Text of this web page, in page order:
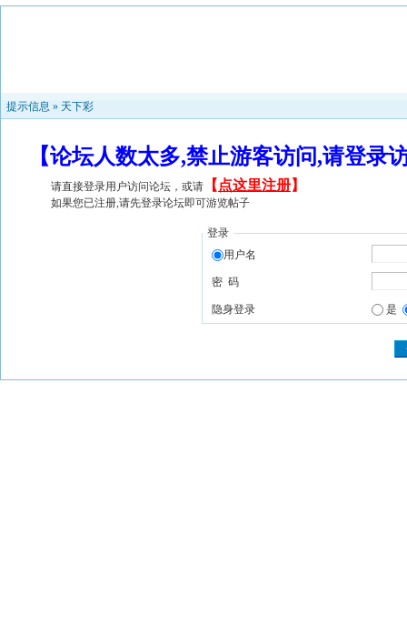
提示信息 » 天下彩
【论坛人数太多,禁止游客访问,请登
请直接登录用户访问论坛，或请 【 点这里注册】
如果您已注册,请先登录论坛即可游览帖子
登录
用户名
密 码
隐身登录 是